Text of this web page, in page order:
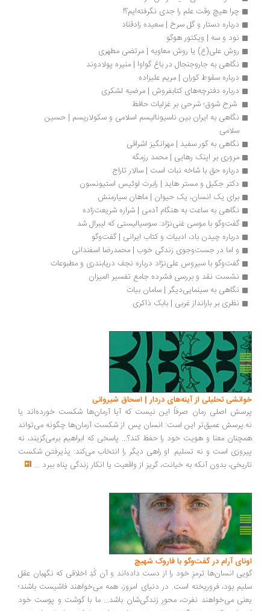
چرا هیچ وقت علم را جدی نگرفته‌ایم؟!
درباره دستار و گل سرخ | سعیده زادقناد
نود و سه | ویکتور هوگو
روش علی(ع) یا روش معاویه | مرتضی مطهری
نگاهی به جاروجنجال در باغ گواوا | منیره پولادوند
درباره سقوط کوران | مریم علیزاده
درباره دفترچه‌های کتابفروش | مرضیه لشکری
شرح شوق؛ شرحی بر غزلیات حافظ
نگاهی به گور سفید | مهرانگیز اشراقی
مروری بر اینک رهایی | محمد رزمگه
درباره حق با شاخه نبات است | سالار تاراج
دکتر جکیل و مستر هاید | رابرت لوئیس استیونسون
برای یک انسان، یک حیوان | ماهان سیارمنش
نگاهی به ساعت به هنگام آدمی | شراره شریعت‌زاده
گفت‌وگو با موسی غنی‌نژاد: سوسیالیستی که لیبرال شد
درباره چیدن باد، ادبیات و کتاب ایرانی | گفت‌وگو
و اما در جست‌وجوی زندگی خوب | محمدرضا اسفندانی
گفت‌وگو با سیروس علی‌نژاد درباره نجف دریابندری و مطبوعات
نشست نقد و بررسی فشرده جامع تفسیر المیزان
نگاهی به سینمایی‌دیگر | سامان بیات
نظری بر بارانداز غربی | بابک ذاکری
تحلیلی از آینه‌های دردار | اسحاق شیروانی
اصلی رمان صرفاً این نیست که آیا آرمان‌ها شکست خورده‌اند یا
عمیق‌تر این است: انسان پس از شکست آرمان‌ها چگونه می‌تواند
معنا و هویت خود را حفظ کند؟... پاسخی که ابراهیم برمی‌گزیند، نه
است و نه تسلیم. او راهی دیگر را انتخاب می‌کند: پذیرفتن شکست
بدون آنکه به خیانت، گریز از واقعیت یا انکار زندگی پناه ببرد...
آرام در گفت‌وگو با فاروک شهیچ‭
انسان‌ها ترمزِ خود را از دست داده‌اند و آن کُدِ اخلاقی که نگهبان عقل
بود، فروریخته است. در دنیای امروز، همه می‌خواهند فاشیست باشند؛
می‌خواهند نفرت، محورِ زندگی‌شان باشد... ما با گوشت و پوست خود